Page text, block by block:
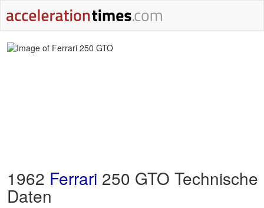
1962 Ferrari 250 GTO Technische
Daten